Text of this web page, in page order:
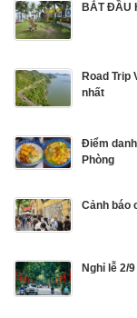
BẮT ĐẦU
Road Trip
nhất
Điểm
Phòng
Cảnh báo
Nghỉ lễ 2/